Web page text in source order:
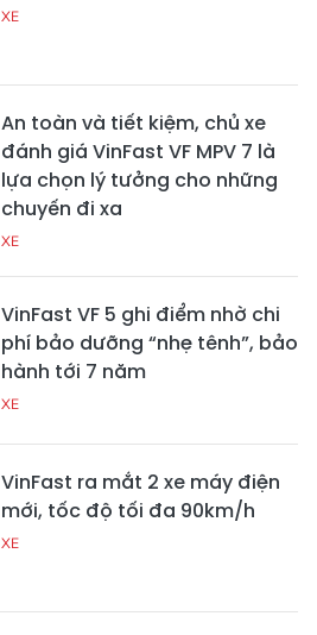
XE
An toàn và tiết kiệm, chủ xe
đánh giá VinFast VF MPV 7 là
lựa chọn lý tưởng cho những
chuyến đi xa
XE
VinFast VF 5 ghi điểm nhờ chi
phí bảo dưỡng “nhẹ tênh”, bảo
hành tới 7 năm
XE
VinFast ra mắt 2 xe máy điện
mới, tốc độ tối đa 90km/h
XE